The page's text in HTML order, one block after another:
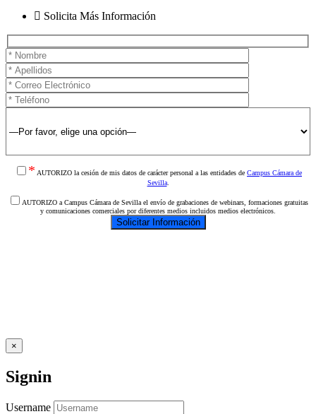
Solicita Más Información
* AUTORIZO la cesión de mis datos de carácter personal a las entidades de Campus Cámara de
Sevilla.
AUTORIZO a Campus Cámara de Sevilla el envío de grabaciones de webinars, formaciones gratuitas
y comunicaciones comerciales por diferentes medios incluidos medios electrónicos.
×
Signin
Username